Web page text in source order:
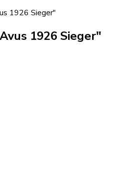
1926 Sieger"
1926 Sieger"